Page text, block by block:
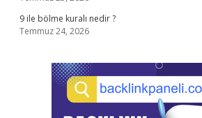
9 ile bölme kuralı nedir ?
Temmuz 24, 2026